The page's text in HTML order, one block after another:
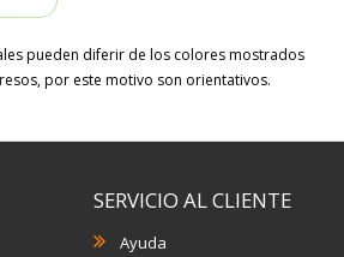
pueden diferir de los colores mostrados
por este motivo son orientativos.
SERVICIO AL CLIENTE
Ayuda